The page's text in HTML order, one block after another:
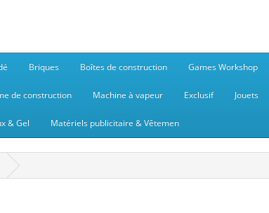
Briques Boîtes de construction Games Workshop
de construction Machine à vapeur Exclusif Jouets
& Gel Matériels publicitaire & Vêtemen